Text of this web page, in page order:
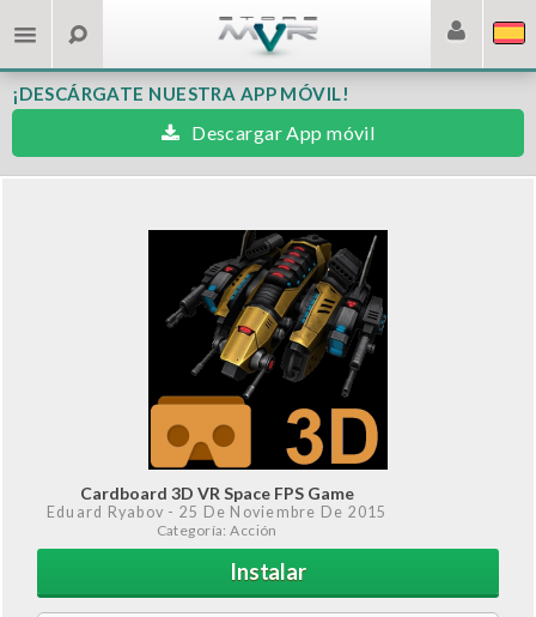
¡DESCÁRGATE NUESTRA APP MÓVIL!
Descargar App móvil
Cardboard 3D VR Space FPS Game
Eduard Ryabov - 25 De Noviembre De 2015
Categoría: Acción
Instalar